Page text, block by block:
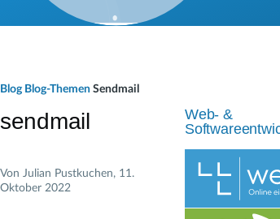
a
d
n
Blog Blog-ThemenSendmail
sendmail
Von Julian Pustkuchen, 11.
Oktober 2022
Web- &